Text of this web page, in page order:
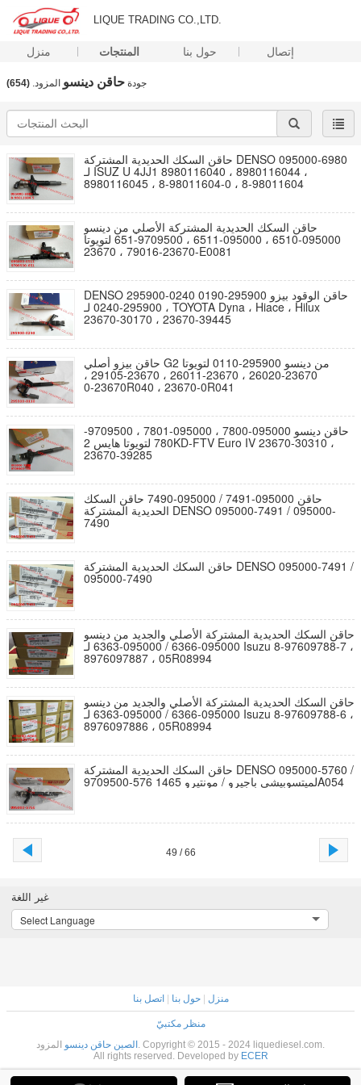
LIQUE TRADING CO.,LTD.
منزل المنتجات حول بنا إتصال
جودة حاقن دينسو المزود. (654)
حاقن السكك الحديدية المشتركة DENSO 095000-6980
لـ ISUZ U 4JJ1 8980116040 ، 8980116044 ،
8980116045 ، 8-98011604-0 ، 8-98011604
حاقن السكك الحديدية المشتركة الأصلي من دينسو
095000-6510 ، 095000-6511 ، 9709500-651 لتويوتا
23670-79016 ، 23670-E0081
DENSO 295900-0240 حاقن الوقود بيزو 295900-0190
، 295900-0240 لـ TOYOTA Dyna ، Hiace ، Hilux
23670-30170 ، 23670-39445
حاقن بيزو أصلي G2 من دينسو 295900-0110 لتويوتا
23670-26020 ، 23670-26011 ، 23670-29105 ،
23670-0R040 ، 23670-0R041
حاقن دينسو 095000-7800 ، 095000-7801 ، 9709500-
780 لتويوتا هايس 2KD-FTV Euro IV 23670-30310 ،
23670-39285
حاقن 095000-7491 / 095000-7490 حاقن السكك
الحديدية المشتركة DENSO 095000-7491 / 095000-
7490
حاقن السكك الحديدية المشتركة DENSO 095000-7491 /
095000-7490
حاقن السكك الحديدية المشتركة الأصلي والجديد من دينسو
095000-6366 / 095000-6363 لـ Isuzu 8-97609788-7 ،
8976097887 ، 05R08994
حاقن السكك الحديدية المشتركة الأصلي والجديد من دينسو
095000-6366 / 095000-6363 لـ Isuzu 8-97609788-6 ،
8976097886 ، 05R08994
حاقن السكك الحديدية المشتركة DENSO 095000-5760 /
9709500-576 لميتسوبيشي باجيرو / مونتيرو 1465A054
49 / 66
غير اللغة
Select Language
منزل |حول بنا اتصل بنا
منظر مكتبيّ
الصين حاقن دينسو المزود. Copyright © 2015 - 2024 liquediesel.com.
All rights reserved. Developed by ECER